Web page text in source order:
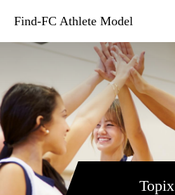
Find-FC Athlete Model
Topix